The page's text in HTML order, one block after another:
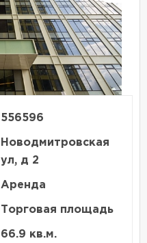
556596
Новодмитровская
ул, д 2
Аренда
Торговая площадь
66.9 кв.м.